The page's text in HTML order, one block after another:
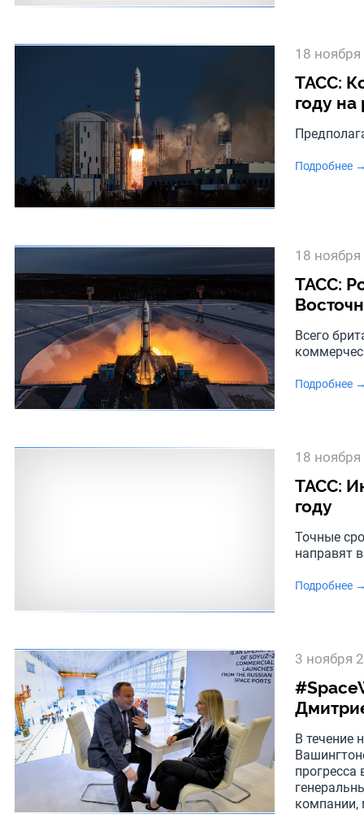
18
ТАСС:
году на
Подробнее
18
ТАСС:
Всего
Подробнее
18
ТАСС:
году
Точные
направят
Подробнее
3 ноября
В течение
прогресса
компании,